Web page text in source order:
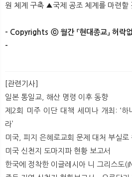
원 체계 구축 ▲국제 공조 체계를 마련할
- Copyrights ⓒ 월간 「현대종교」 허락
-​
[관련기사]
일본 통일교, 해산 명령 이후 동향
제2회 미주 이단 대책 세미나 개최: ‘하
라’
미국, 피지 은혜로교회 문제 대처 부실로
미국 신천지 도마지파 현황 보고서
한국에 정착한 이글레시아 니 그리스도